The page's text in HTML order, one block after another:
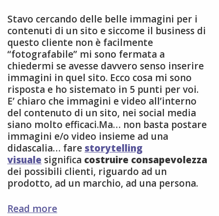
Stavo cercando delle belle immagini per i
contenuti di un sito e siccome il business di
questo cliente non è facilmente
“fotografabile” mi sono fermata a
chiedermi se avesse davvero senso inserire
immagini in quel sito. Ecco cosa mi sono
risposta e ho sistemato in 5 punti per voi.
E’ chiaro che immagini e video all’interno
del contenuto di un sito, nei social media
siano molto efficaci.Ma… non basta postare
immagini e/o video insieme ad una
didascalia… fare storytelling
visuale significa costruire consapevolezza
dei possibili clienti, riguardo ad un
prodotto, ad un marchio, ad una persona.
Read more5